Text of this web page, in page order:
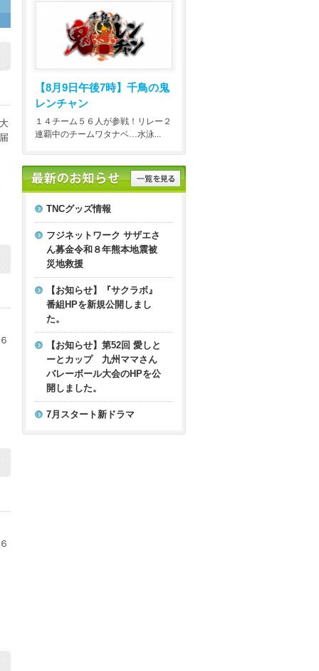
【8月9日午後7時】 千鳥の鬼
レンチャン
１４チーム５６人が参戦！リレー２
連覇中のチームワタナベ…水泳...
TNCグッズ情報
フジネットワーク サザエさ
ん募金令和８年熊本地震被
災地救援
【お知らせ】『サクラボ』
番組HPを新規公開しまし
た。
【お知らせ】第52回 愛しと
ーとカップ 九州ママさん
バレーボール大会のHPを公
開しました。
7月スタート新ドラマ